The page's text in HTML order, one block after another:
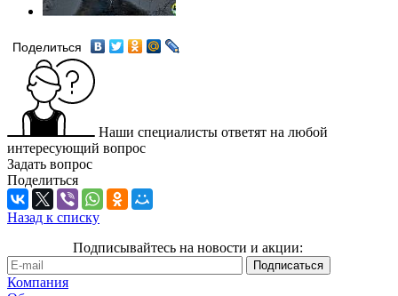
Поделиться
Наши специалисты ответят на любой
интересующий вопрос
Задать вопрос
Поделиться
Назад к списку
Подписывайтесь на новости и акции:
Компания